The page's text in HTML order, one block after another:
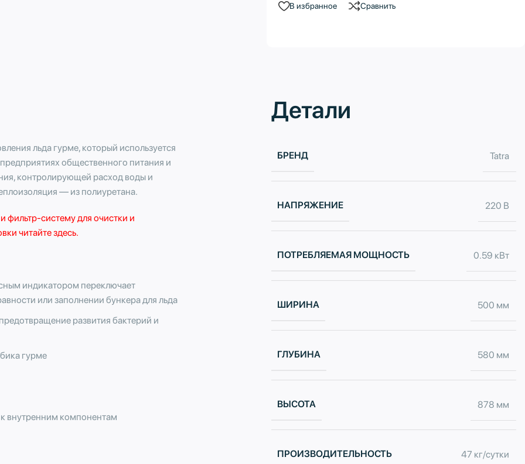
В избранное Сравнить
льда гурме, который используется
общественного питания и
контролирующей расход воды и
— из полиуретана.
фильтр-системудля очистки и
читайте здесь.
индикатором переключает
или заполнении бункера для льда
развития бактерий и
гурме
внутренним компонентам
Детали
БРЕНД Tatra
НАПРЯЖЕНИЕ 220 В
ПОТРЕБЛЯЕМАЯ МОЩНОСТЬ 0.59 кВт
ШИРИНА 500 мм
ГЛУБИНА 580 мм
ВЫСОТА 878 мм
ПРОИЗВОДИТЕЛЬНОСТЬ 47 кг/сутки